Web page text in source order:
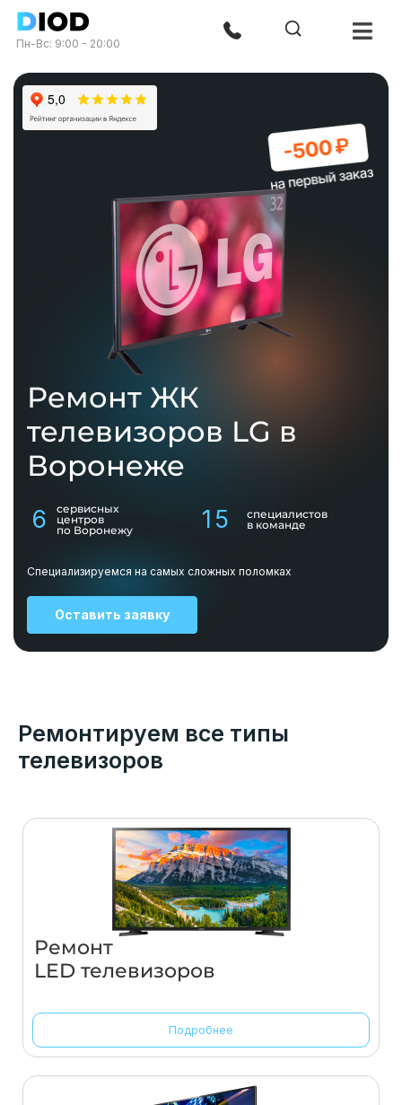
Пн-Вс: 9:00 - 20:00
Ремонт ЖК
телевизоров LG в
Воронеже
6
сервисных
центров
по Воронежу
15
специалистов
в команде
Специализируемся на самых сложных поломках
Оставить заявку
Ремонтируем все типы
телевизоров
Ремонт
LED телевизоров
Подробнее